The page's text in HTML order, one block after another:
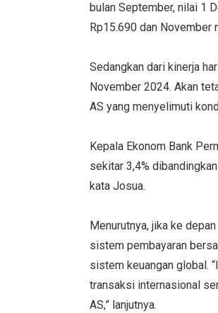
bulan September, nilai 1
Rp15.690 dan November
Sedangkan dari kinerja
November 2024. Akan
AS yang menyelimuti
Kepala Ekonom Bank
sekitar 3,4%
kata Josua.
Menurutnya, jika ke
sistem pembayaran
sistem keuangan global.
transaksi internasional
AS,” lanjutnya.